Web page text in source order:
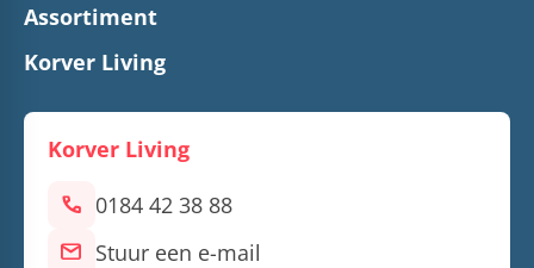
Assortiment
Korver Living
Korver Living
call 0184 42 38 88
mail Stuur een e-mail